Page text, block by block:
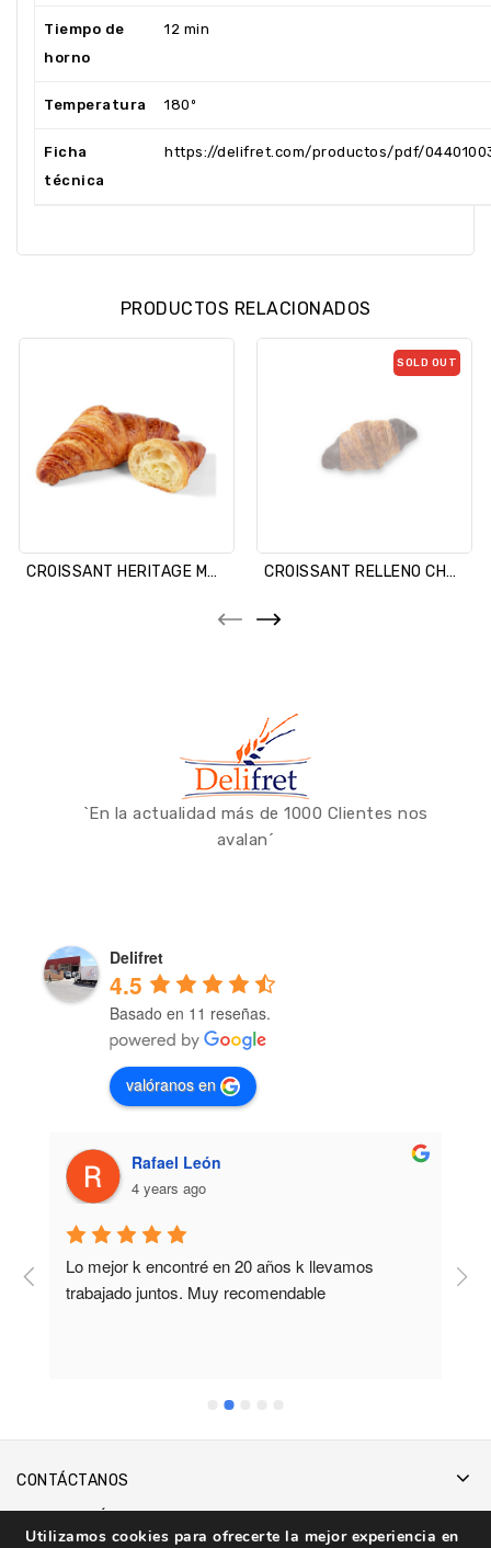
Tiempo de
horno
12 min
Temperatura 180º
Ficha
técnica
https://delifret.com/productos/pdf/
PRODUCTOS RELACIONADOS
CROISSANT HERITAGE MAISON
SOLD OUT
CROISSANT RELLENO CHOCO
`En la actualidad más de 1000 Clientes nos
avalan´
Delifret
4.5
Basado en 11 reseñas.
valóranos en
Rafael León
4 years ago
Lo mejor k encontré en 20 años k llevamos
trabajado juntos. Muy recomendable
CONTÁCTANOS
Utilizamos cookies para ofrecerte la mejor experiencia en